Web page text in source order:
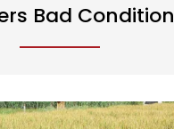
Bad Condition